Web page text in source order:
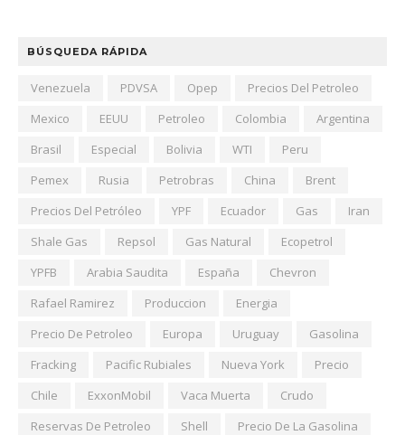
BÚSQUEDA RÁPIDA
Venezuela PDVSA Opep
Precios Del Petroleo
Mexico
EEUU Petroleo Colombia
Argentina
Brasil
Especial Bolivia WTI
Peru
Pemex
Rusia Petrobras China
Brent
Precios Del Petróleo
YPF Ecuador Gas
Iran
Shale Gas
Repsol Gas Natural
Ecopetrol
YPFB
Arabia Saudita España
Chevron
Rafael Ramirez
Produccion
Energia
Precio De Petroleo
Europa Uruguay
Gasolina
Fracking
Pacific Rubiales Nueva York
Precio
Chile
ExxonMobil Vaca Muerta
Crudo
Reservas De Petroleo
Shell
Precio De La Gasolina